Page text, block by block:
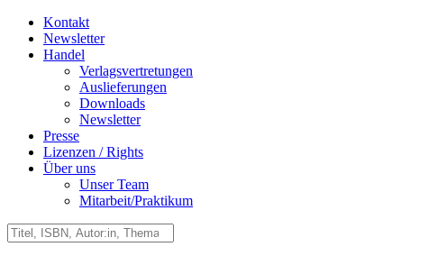
Kontakt
Newsletter
Handel
Verlagsvertretungen
Auslieferungen
Downloads
Newsletter
Presse
Lizenzen / Rights
Über uns
Unser Team
Mitarbeit/Praktikum